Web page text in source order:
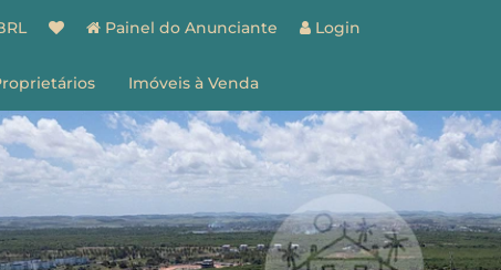
Painel do Anunciante Login
do Proprietário
Gestão de Imóveis
Como Funciona
Conosco
Imóveis à Venda